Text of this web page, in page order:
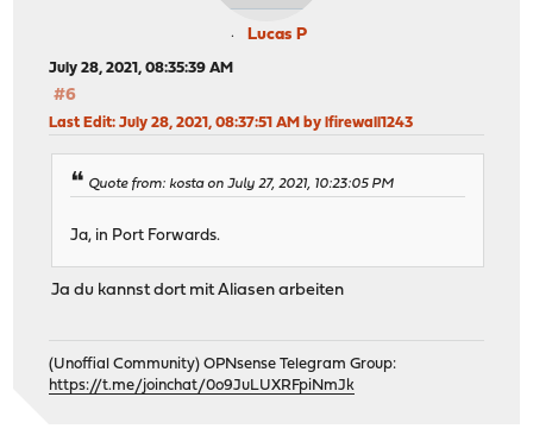
Lucas P
July 28, 2021, 08:35:39 AM
#6
Last Edit: July 28, 2021, 08:37:51 AM by lfirewall1243
Quote from: kosta on July 27, 2021, 10:23:05 PM
Ja, in Port Forwards.
Ja du kannst dort mit Aliasen arbeiten
(Unoffial Community) OPNsense Telegram Group:
https://t.me/joinchat/0o9JuLUXRFpiNmJk